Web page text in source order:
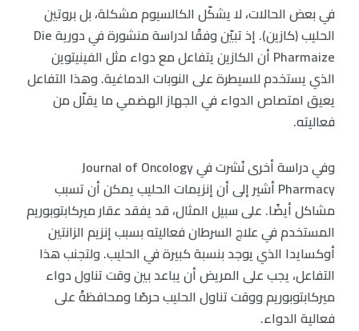
في بعض الحالات، لا يشكّل الكالسيوم مشكلة، بل بروتين
الحليب (كازين). إذ تبيّن وفقًا لدراسة منشورة في دورية Die
Pharmaize أن الكازين يتفاعل مع دواء مثل الفينيتوين
الذي يستخدم للسيطرة على النوبات الدماغية. وهذا التفاعل
يعيق امتصاص الدواء في الجهاز الهضمي ما يقلّل من
فعاليته.
وفي دراسة أخرى نُشرت في Journal of Oncology
Pharmacy أشير إلى أن إنزيمات الحليب يمكن أن تسبب
مشاكل أيضًا. على سبيل المثال، قد يفقد عقار ميركابتوبوريم
المستخدم في علاج السرطان فعاليته بسبب إنزيم الزانتين
أوكسايدا الذي يوجد بنسبة كبيرة في الحليب. ولتجنب هذا
التفاعل، يجب على المريض أن يباعد بين وقت تناول دواء
ميركابتوبوريم ووقت تناول الحليب حرصًا ومحافظةً على
فعالية الدواء.